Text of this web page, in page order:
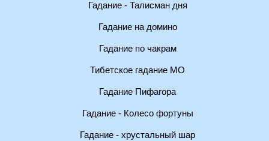
Гадание - Талисман дня
Гадание на домино
Гадание по чакрам
Тибетское гадание МО
Гадание Пифагора
Гадание - Колесо фортуны
Гадание - хрустальный шар